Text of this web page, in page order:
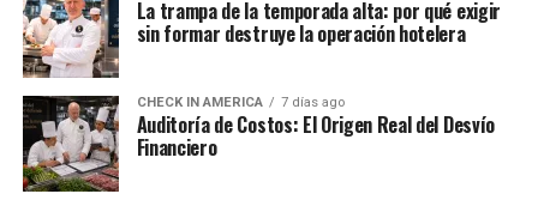
La trampa de la temporada alta: por qué exigir
sin formar destruye la operación hotelera
CHECK IN AMERICA 7 días ago
Auditoría de Costos: El Origen Real del Desvío
Financiero